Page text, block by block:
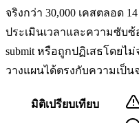
จริงกว่า 30,000 เคสตลอด
ประเมินเวลาและความซับซ้
submit หรือถูกปฏิเสธโดย
วางแผนได้ตรงกับความเป็
มิติเปรียบเทียบ